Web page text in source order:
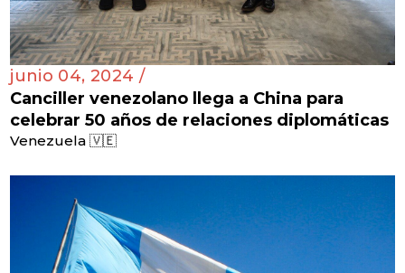
junio 04, 2024 /
Canciller venezolano llega a China para
celebrar 50 años de relaciones diplomáticas
Venezuela 🇻🇪